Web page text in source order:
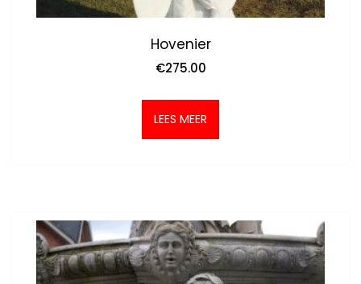
Hovenier
€275.00
LEES MEER